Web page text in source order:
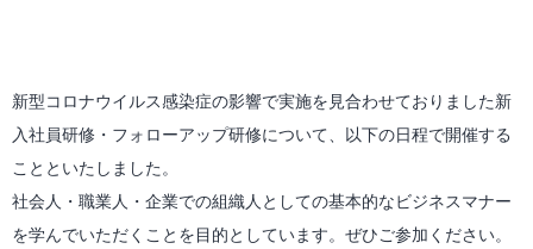
新型コロナウイルス感染症の影響で実施を見合わせておりました新
入社員研修・フォローアップ研修について、以下の日程で開催する
ことといたしました。
社会人・職業人・企業での組織人としての基本的なビジネスマナー
を学んでいただくことを目的としています。ぜひご参加ください。